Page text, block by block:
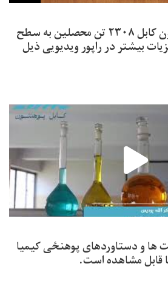
از ۲۲ پوهنځی پوهنتون کابل ۲۳۰۸ تن محصلین به سطح
بیشتر در راپور ویدیویی ذیل
ها و دستاوردهای پوهنځی کیمیا
قابل مشاهده است.